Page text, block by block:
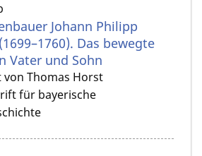
Johann Philipp
Das bewegte
Vater und Sohn
von Thomas Horst
für bayerische